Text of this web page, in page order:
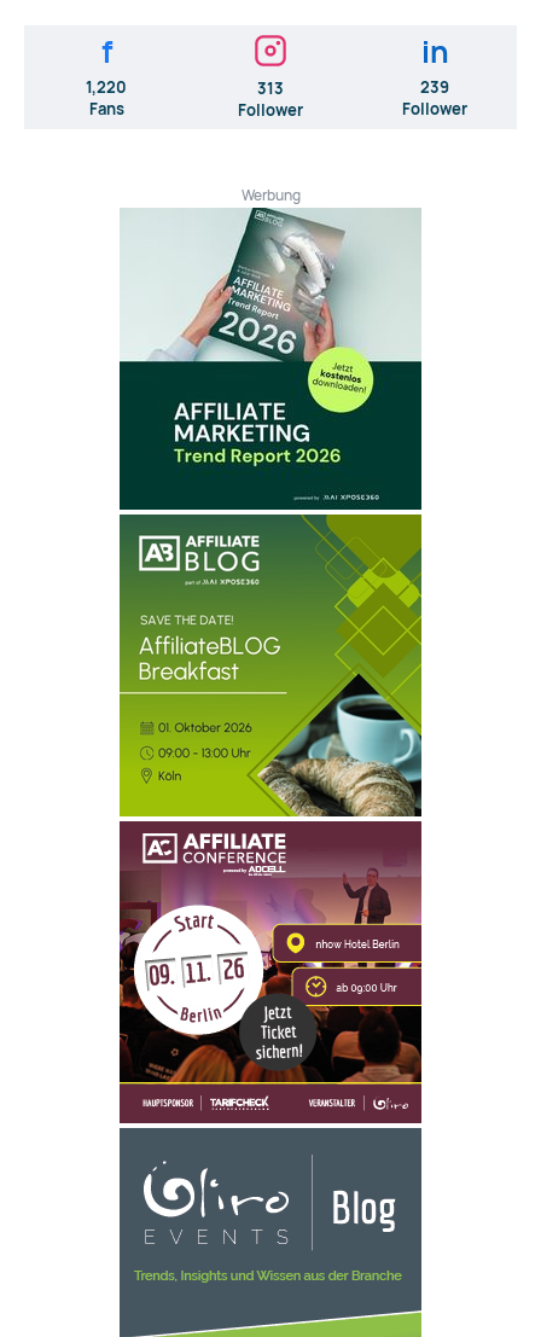
f
1,220
Fans
313
Follower
in
239
Follower
Werbung